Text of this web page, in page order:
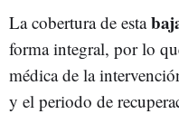
La cobertura de esta
forma integral, por lo
médica de la
y el periodo de